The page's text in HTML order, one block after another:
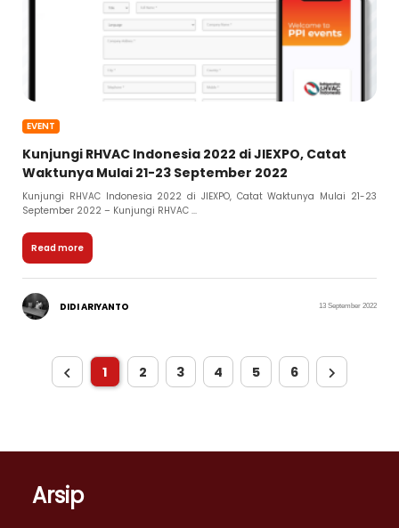
EVENT
Kunjungi RHVAC Indonesia 2022 di JIEXPO, Catat
Waktunya Mulai 21-23 September 2022
Kunjungi RHVAC Indonesia 2022 di JIEXPO, Catat Waktunya Mulai 21-23
September 2022 – Kunjungi RHVAC ...
Read more
DIDI ARIYANTO 13 September 2022
1 2 3 4 5 6
Arsip